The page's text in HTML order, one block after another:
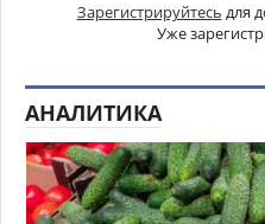
Зарегистрируйтесь для
Уже
АНАЛИТИКА